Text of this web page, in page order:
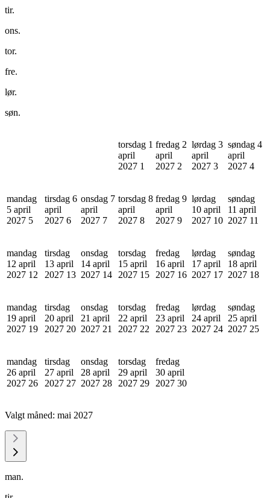
tir.
ons.
tor.
fre.
lør.
søn.
torsdag 1
april
2027 1
fredag 2
april
2027 2
lørdag 3
april
2027 3
søndag 4
april
2027 4
mandag
5 april
2027 5
tirsdag 6
april
2027 6
onsdag 7
april
2027 7
torsdag 8
april
2027 8
fredag 9
april
2027 9
lørdag
10 april
2027 10
søndag
11 april
2027 11
mandag
12 april
2027 12
tirsdag
13 april
2027 13
onsdag
14 april
2027 14
torsdag
15 april
2027 15
fredag
16 april
2027 16
lørdag
17 april
2027 17
søndag
18 april
2027 18
mandag
19 april
2027 19
tirsdag
20 april
2027 20
onsdag
21 april
2027 21
torsdag
22 april
2027 22
fredag
23 april
2027 23
lørdag
24 april
2027 24
søndag
25 april
2027 25
mandag
26 april
2027 26
tirsdag
27 april
2027 27
onsdag
28 april
2027 28
torsdag
29 april
2027 29
fredag
30 april
2027 30
Valgt måned: mai 2027
man.